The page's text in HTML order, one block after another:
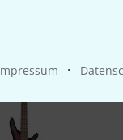
·